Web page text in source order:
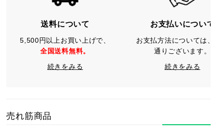
送料について
5,500円以上お買い上げで、
全国送料無料。
続きをみる
お支払いについて
お支払方法については、
通りございます。
続きをみる
売れ筋商品